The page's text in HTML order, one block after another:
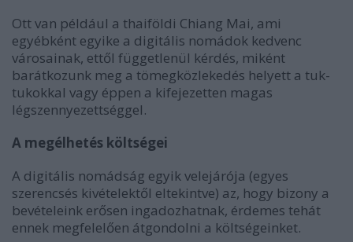
Ott van például a thaiföldi Chiang Mai, ami
egyébként egyike a digitális nomádok kedvenc
városainak, ettől függetlenül kérdés, miként
barátkozunk meg a tömegközlekedés helyett a tuk-
tukokkal vagy éppen a kifejezetten magas
légszennyezettséggel.
A megélhetés költségei
A digitális nomádság egyik velejárója (egyes
szerencsés kivételektől eltekintve) az, hogy bizony a
bevételeink erősen ingadozhatnak, érdemes tehát
ennek megfelelően átgondolni a költségeinket.